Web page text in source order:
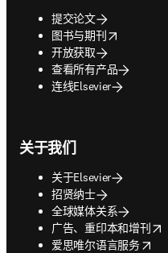
提交论文
图书与期刊
opens in new tab/window
开放获取
查看所有产品
连线Elsevier
关于我们
关于Elsevier
招贤纳士
全球媒体关系
广告、重印本和增刊
opens in new tab/window
爱思唯尔语言服务
opens in new tab/window